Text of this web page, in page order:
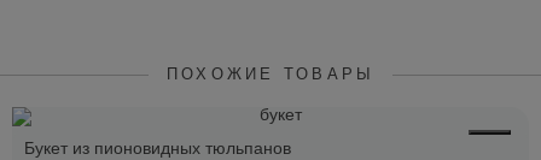
ПОХОЖИЕ ТОВАРЫ
Букет из пионовидных тюльпанов